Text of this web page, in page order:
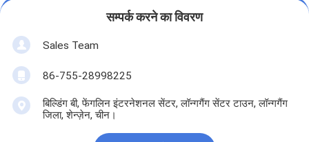
सम्पर्क करने का विवरण
Sales Team
86-755-28998225
बिल्डिंग बी, फेंगलिन इंटरनेशनल सेंटर, लॉन्गगैंग सेंटर टाउन, लॉन्गगैंग
जिला, शेन्ज़ेन, चीन।